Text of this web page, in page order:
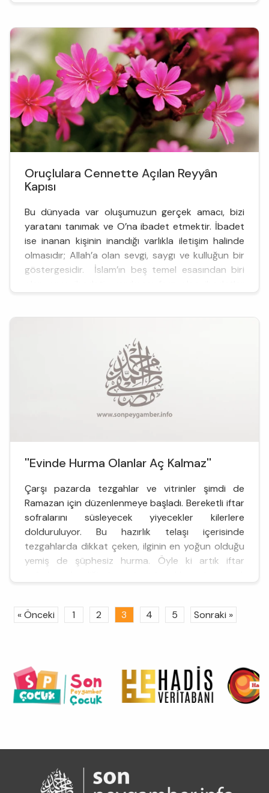
eyle.” 2 / Müminun, 109 “Ey Rabbimiz! Biz iman
Oruçlulara Cennette Açılan Reyyân
Kapısı
Bu dünyada var oluşumuzun gerçek amacı, bizi
yaratanı tanımak ve O’na ibadet etmektir. İbadet
ise inanan kişinin inandığı varlıkla iletişim halinde
olmasıdır; Allah’a olan sevgi, saygı ve kulluğun bir
göstergesidir. İslam’ın beş temel esasından biri
''Evinde Hurma Olanlar Aç Kalmaz''
Çarşı pazarda tezgahlar ve vitrinler şimdi de
Ramazan için düzenlenmeye başladı. Bereketli iftar
sofralarını süsleyecek yiyecekler kilerlere
dolduruluyor. Bu hazırlık telaşı içerisinde
tezgahlarda dikkat çeken, ilginin en yoğun olduğu
yemiş de şüphesiz hurma. Öyle ki artık iftar
« Önceki
1 2 3 4 5 Sonraki »